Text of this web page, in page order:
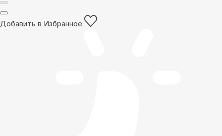
Добавить в Избранное